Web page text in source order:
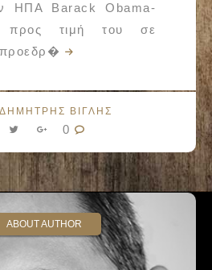
ΗΠΑ Barack Obama-
προς τιμή του σε
ΔΗΜΗΤΡΗΣ ΒΙΓΛΗΣ
0
ABOUT AUTHOR